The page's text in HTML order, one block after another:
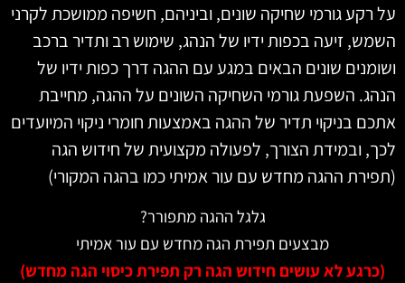
על רקע גורמי שחיקה שונים, וביניהם, חשיפה ממושכת לקרני
השמש, זיעה בכפות ידיו של הנהג, שימוש רב ותדיר ברכב
ושומנים שונים הבאים במגע עם ההגה דרך כפות ידיו של
הנהג. השפעת גורמי השחיקה השונים על ההגה, מחייבת
אתכם בניקוי תדיר של ההגה באמצעות חומרי ניקוי המיועדים
לכך, ובמידת הצורך, לפעולה מקצועית של חידוש הגה
(תפירת ההגה מחדש עם עור אמיתי כמו בהגה המקורי)
גלגל ההגה מתפורר?
מבצעים תפירת הגה מחדש עם עור אמיתי
(כרגע לא עושים חידוש הגה רק תפירת כיסוי הגה מחדש)